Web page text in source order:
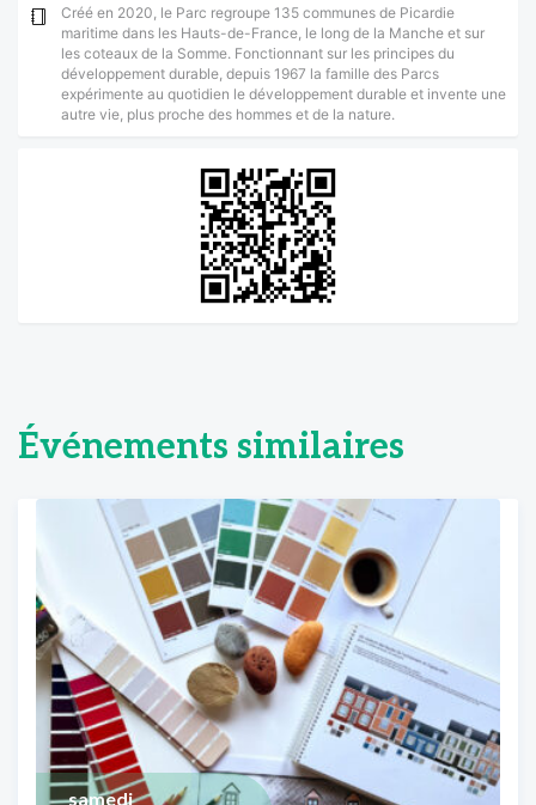
Créé en 2020, le Parc regroupe 135 communes de Picardie
maritime dans les Hauts-de-France, le long de la Manche et sur
les coteaux de la Somme. Fonctionnant sur les principes du
développement durable, depuis 1967 la famille des Parcs
expérimente au quotidien le développement durable et invente une
autre vie, plus proche des hommes et de la nature.
Événements similaires
samedi